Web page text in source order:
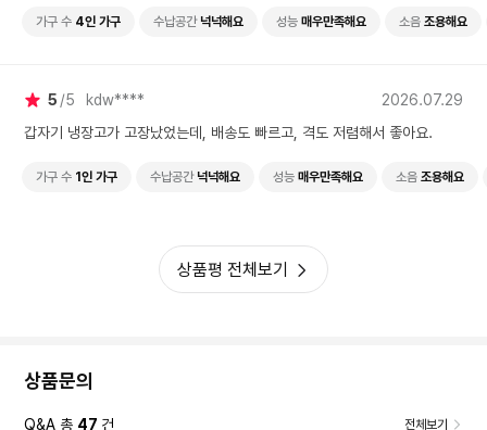
가구 수 4인 가구 수납공간 넉넉해요 성능 매우만족해요 소음 조용해요
5 5 kdw****
2026.07.29
갑자기 냉장고가 고장났었는데, 배송도 빠르고, 격도 저렴해서 좋아요.
가구 수 1인 가구 수납공간 넉넉해요 성능 매우만족해요 소음 조용해요
상품평 전체보기
상품문의
Q&A 총 47 건 전체보기